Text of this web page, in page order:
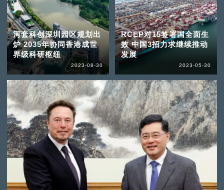
河套科创深圳园区规划出
炉 2035年协同香港成世
界级科研枢纽
2023-08-30
RCEP对15签署国全面生
效 中国3招力求继续推动
发展
2023-05-30